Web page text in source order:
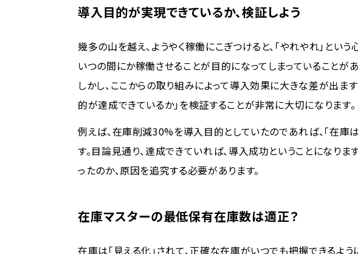
導入目的が実現できているか、検証しよう
幾多の山を越え、ようやく稼働にこぎつけると、「やれやれ」という
いつの間にか稼働させることが目的になってしまっていることがあ
しかし、ここからの取り組みによって導入効果に大きな差が出ます
的が達成できているか」を検証することが非常に大切になります。
例えば、在庫削減30%を導入目的としていたのであれば、「在庫
す。目論見通り、達成できていれば、導入成功ということになりま
ったのか、原因を追究する必要があります。
在庫マスターの最低保有在庫数は適正？
在庫は「見える化」されて、正確な在庫がいつでも把握できるよ